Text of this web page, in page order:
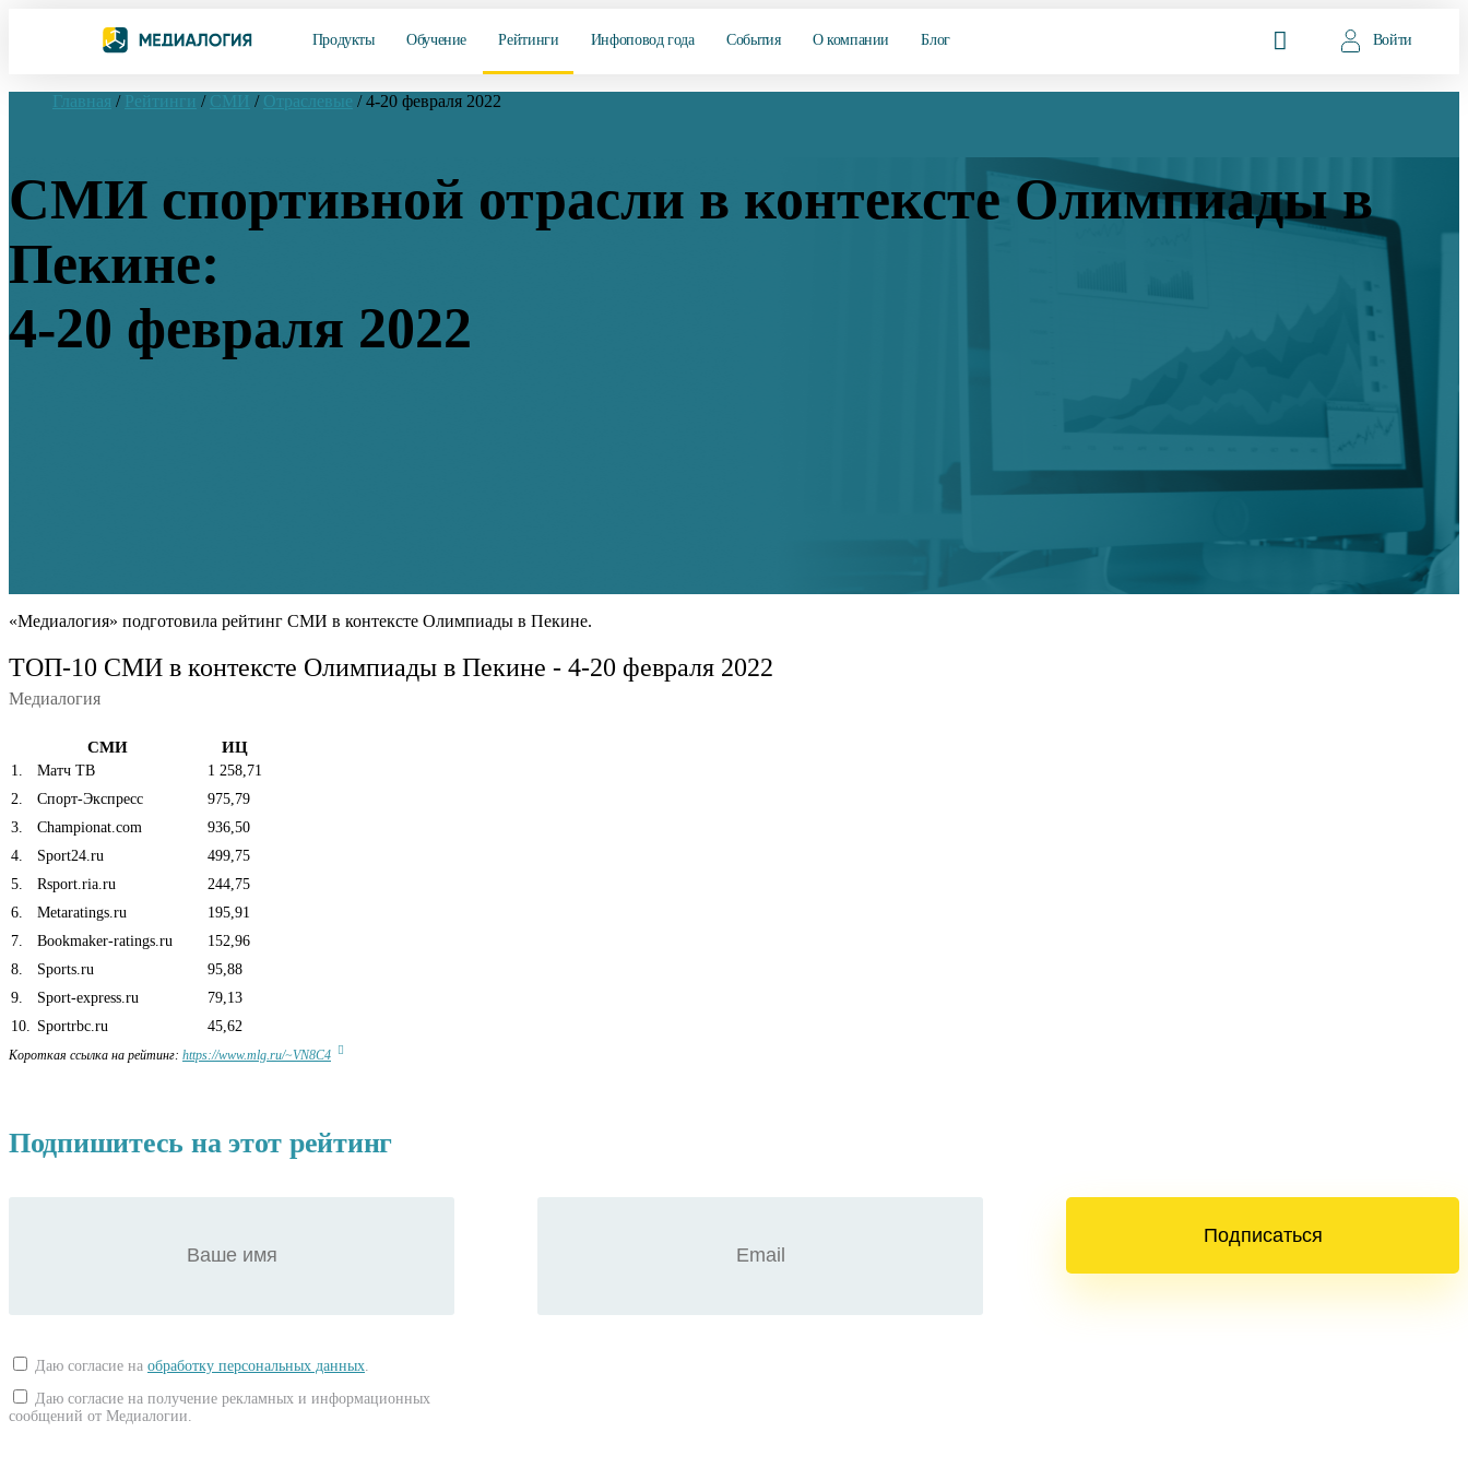
Продукты Обучение Рейтинги Инфоповод года События О компании Блог Войти
Главная / Рейтинги / СМИ / Отраслевые / 4-20 февраля 2022
СМИ спортивной отрасли в контексте Олимпиады в
Пекине:
4-20 февраля 2022
«Медиалогия» подготовила рейтинг СМИ в контексте Олимпиады в Пекине.
ТОП-10 СМИ в контексте Олимпиады в Пекине - 4-20 февраля 2022
Медиалогия
СМИ ИЦ
1 Матч ТВ
1 258,71
2
Спорт-Экспресс
975,79
3
Сhampionat.com
936,50
4
Sport24.ru
499,75
5
Rsport.ria.ru
244,75
6
Metaratings.ru
195,91
7
Bookmaker-ratings.ru
152,96
8
Sports.ru
95,88
9
Sport-express.ru
79,13
10
Sportrbc.ru 45,62
Короткая ссылка на рейтинг: https://www.mlg.ru/~VN8C4
Подпишитесь на этот рейтинг
Даю согласие на обработку персональных данных
Даю согласие на получение рекламных и информационных
сообщений от Медиалогии.